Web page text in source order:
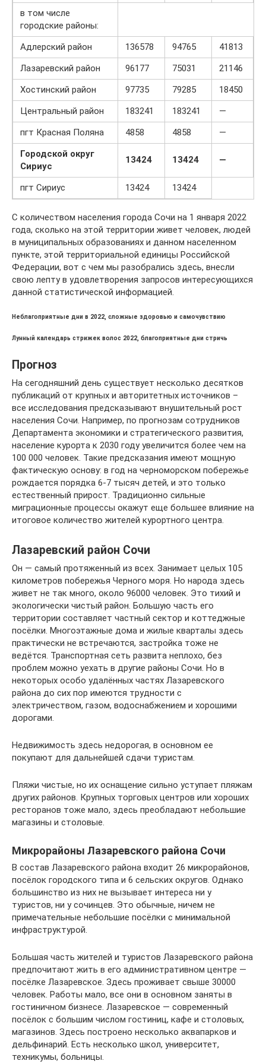
в том числе
городские районы:
Адлерский район
136578 94765
41813
Лазаревский район
96177 75031
21146
Хостинский район
97735 79285
18450
Центральный район
183241 183241
—
пгт Красная Поляна
4858 4858
—
Городской округ
Сириус
13424 13424 —
пгт Сириус 13424 13424
С количеством населения города Сочи на 1 января 2022
года, сколько на этой территории живет человек, людей
в муниципальных образованиях и данном населенном
пункте, этой территориальной единицы Российской
Федерации, вот с чем мы разобрались здесь, внесли
свою лепту в удовлетворения запросов интересующихся
данной статистической информацией.
Неблагоприятные дни в 2022, сложные здоровью и самочувствию
Лунный календарь стрижек волос 2022, благоприятные дни стричь
Прогноз
На сегодняшний день существует несколько десятков
публикаций от крупных и авторитетных источников –
все исследования предсказывают внушительный рост
населения Сочи. Например, по прогнозам сотрудников
Департамента экономики и стратегического развития,
население курорта к 2030 году увеличится более чем на
100 000 человек. Такие предсказания имеют мощную
фактическую основу: в год на черноморском побережье
рождается порядка 6-7 тысяч детей, и это только
естественный прирост. Традиционно сильные
миграционные процессы окажут еще большее влияние на
итоговое количество жителей курортного центра.
Лазаревский район Сочи
Он — самый протяженный из всех. Занимает целых 105
километров побережья Черного моря. Но народа здесь
живет не так много, около 96000 человек. Это тихий и
экологически чистый район. Большую часть его
территории составляет частный сектор и коттеджные
посёлки. Многоэтажные дома и жилые кварталы здесь
практически не встречаются, застройка тоже не
ведётся. Транспортная сеть развита неплохо, без
проблем можно уехать в другие районы Сочи. Но в
некоторых особо удалённых частях Лазаревского
района до сих пор имеются трудности с
электричеством, газом, водоснабжением и хорошими
дорогами.
Недвижимость здесь недорогая, в основном ее
покупают для дальнейшей сдачи туристам.
Пляжи чистые, но их оснащение сильно уступает пляжам
других районов. Крупных торговых центров или хороших
ресторанов тоже мало, здесь преобладают небольшие
магазины и столовые.
Микрорайоны Лазаревского района Сочи
В состав Лазаревского района входит 26 микрорайонов,
посёлок городского типа и 6 сельских округов. Однако
большинство из них не вызывает интереса ни у
туристов, ни у сочинцев. Это обычные, ничем не
примечательные небольшие посёлки с минимальной
инфраструктурой.
Большая часть жителей и туристов Лазаревского района
предпочитают жить в его административном центре —
посёлке Лазаревское. Здесь проживает свыше 30000
человек. Работы мало, все они в основном заняты в
гостиничном бизнесе. Лазаревское — современный
посёлок с большим числом гостиниц, кафе и столовых,
магазинов. Здесь построено несколько аквапарков и
дельфинарий. Есть несколько школ, университет,
техникумы, больницы.